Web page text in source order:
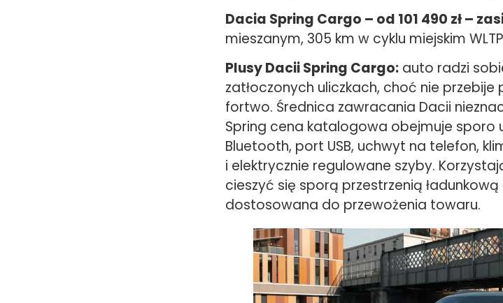
Dacia Spring Cargo – od 101 490 zł –
mieszanym, 305 km w cyklu miejskim
Plusy Dacii Spring Cargo: auto radzi
zatłoczonych uliczkach, choć nie
fortwo. Średnica zawracania Dacii
Spring cena katalogowa obejmuje sporo
Bluetooth, port USB, uchwyt na telefon,
i elektrycznie regulowane szyby.
cieszyć się sporą przestrzenią
dostosowana do przewożenia towaru.